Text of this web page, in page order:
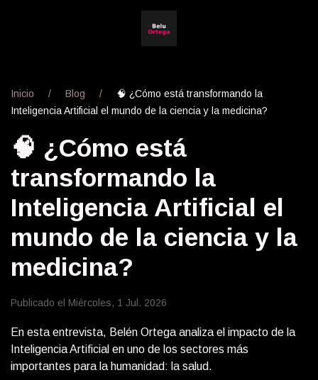
Inicio Blog
🧠 ¿Cómo está transformando la
Inteligencia Artificial el mundo de la ciencia y la medicina?
🧠 ¿Cómo está
transformando la
Inteligencia Artificial el
mundo de la ciencia y la
medicina?
Publicado el Miércoles, 1 Jul. 2026
En esta entrevista, Belén Ortega analiza el impacto de la
Inteligencia Artificial en uno de los sectores más
importantes para la humanidad: la salud.